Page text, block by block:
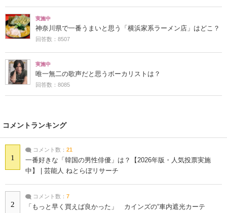
実施中
神奈川県で一番うまいと思う「横浜家系ラーメン店」はどこ？
回答数：8507
実施中
唯一無二の歌声だと思うボーカリストは？
回答数：8085
コメントランキング
1
コメント数： 21
一番好きな「韓国の男性俳優」は？【2026年版・人気投票実施
中】 | 芸能人 ねとらぼリサーチ
2
コメント数： 7
「もっと早く買えば良かった」 カインズの“車内遮光カーテ